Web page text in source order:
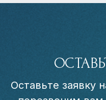
Оставьте заявку